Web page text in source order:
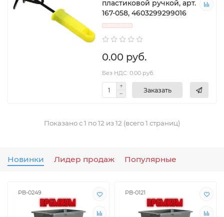
пластиковой ручкой, арт.
167-058, 4603299299016
0.00 руб.
Без НДС: 0.00 руб.
Заказать
Показано с 1 по 12 из 12 (всего 1 страниц)
Новинки Лидер продаж Популярные
РВ-0249 РВ-0121